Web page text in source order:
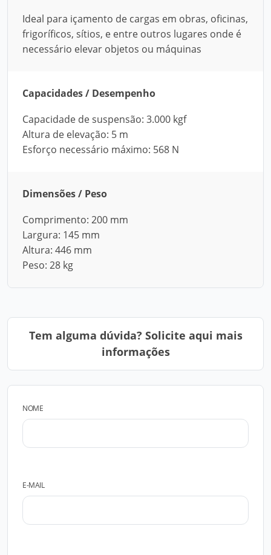
Ideal para içamento de cargas em obras, oficinas,
frigoríficos, sítios, e entre outros lugares onde é
necessário elevar objetos ou máquinas
Capacidades / Desempenho
Capacidade de suspensão: 3.000 kgf
Altura de elevação: 5 m
Esforço necessário máximo: 568 N
Dimensões / Peso
Comprimento: 200 mm
Largura: 145 mm
Altura: 446 mm
Peso: 28 kg
Tem alguma dúvida? Solicite aqui mais
informações
NOME
E-MAIL